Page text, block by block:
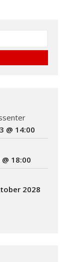
@ 14:00
18:00
2028